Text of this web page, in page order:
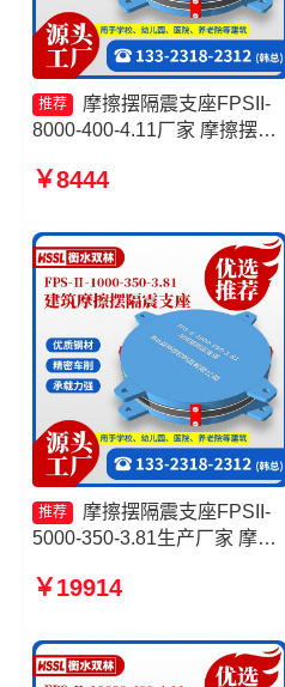
推荐
摩擦摆隔震支座FPSII-
8000-400-4.11厂家 摩擦摆隔
厂家 摩擦摆隔震支座FPSII-
摆隔震支座生产厂家
￥8444
推荐
摩擦摆隔震支座FPSII-
5000-350-3.81生产厂家 摩擦
4.11厂家 摩擦摆式隔震支座生
￥19914